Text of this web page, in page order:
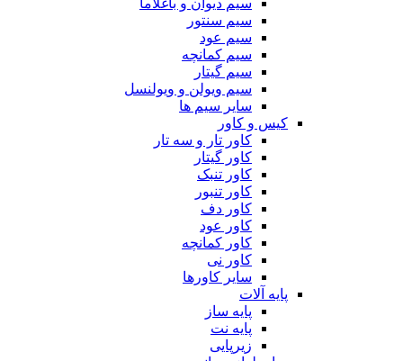
سیم سنتور
سیم عود
سیم کمانچه
سیم گیتار
سیم ویولن و ویولنسل
سایر سیم ها
کیس و کاور
کاور تار و سه تار
کاور گیتار
کاور تنبک
کاور تنبور
کاور دف
کاور عود
کاور کمانچه
کاور نی
سایر کاورها
پایه آلات
پایه ساز
پایه نت
زیرپایی